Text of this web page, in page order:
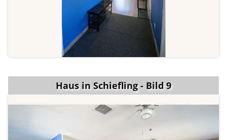
Haus in Schiefling - Bild 9